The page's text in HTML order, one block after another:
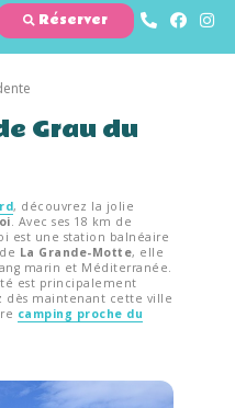
Réserver
Grau du
, découvrez la jolie
. Avec ses 18 km de
est une station balnéaire
La Grande-Motte, elle
marin et Méditerranée.
est principalement
dès maintenant cette ville
camping proche du